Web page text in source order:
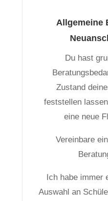
Allgemeine
Du hast
Zustand
feststellen
eine neue
Vereinbare
Ich habe immer
Auswahl an